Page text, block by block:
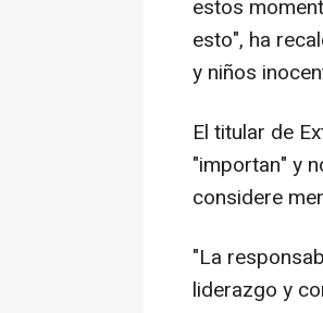
estos
esto", ha
y niños
El titular de
"importan" y
considere
"La
liderazgo y